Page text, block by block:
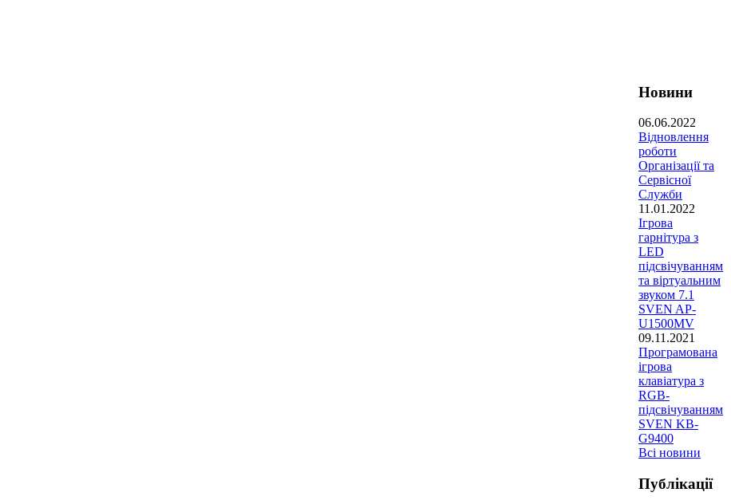
Новини
06.06.2022
Відновлення
роботи
Організації та
Сервісної
Служби
11.01.2022
Ігрова
гарнітура з
LED
підсвічуванням
та віртуальним
звуком 7.1
SVEN AP-
U1500MV
09.11.2021
Програмована
ігрова
клавіатура з
RGB-
підсвічуванням
SVEN KB-
G9400
Всі новини
Публікації